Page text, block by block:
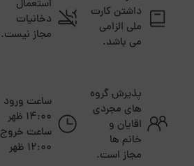
داشتن کارت
ملی الزامی
می باشد.
استعمال
دخانیات
مجاز نیست.
پذیرش گروه
های مجردی
اقایان و
خانم ها
مجاز است.
ساعت ورود
14:00 ظهر
ساعت خروج
12:00 ظهر